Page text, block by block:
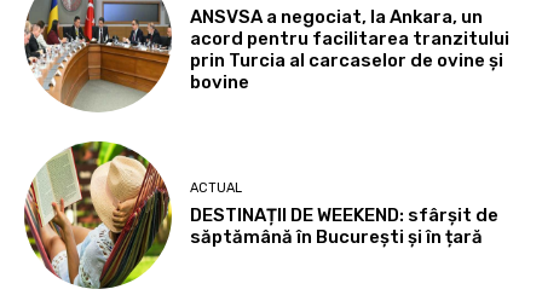
ANSVSA a negociat, la Ankara, un
acord pentru facilitarea tranzitului
prin Turcia al carcaselor de ovine și
bovine
ACTUAL
DESTINAȚII DE WEEKEND: sfârșit de
săptămână în București și în țară